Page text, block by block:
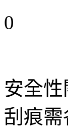
0
安全
刮痕